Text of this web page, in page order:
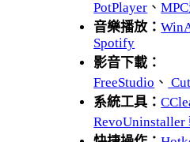
PotPlayer 、
音樂播放：
Spotify
影音下載：
FreeStudio 、
系統工具：